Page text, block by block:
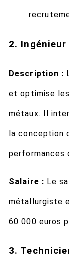
2.
Description :
et optimise
métaux. Il
la conception
performances
Salaire : Le
métallurgiste
60 000 euros
3.